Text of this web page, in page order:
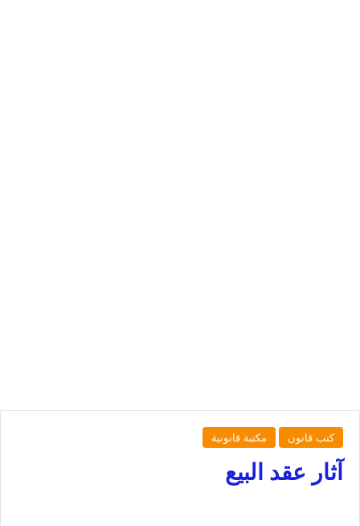
كتب قانون مكتبة قانونية
آثار عقد البيع